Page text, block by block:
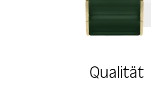
Qualität